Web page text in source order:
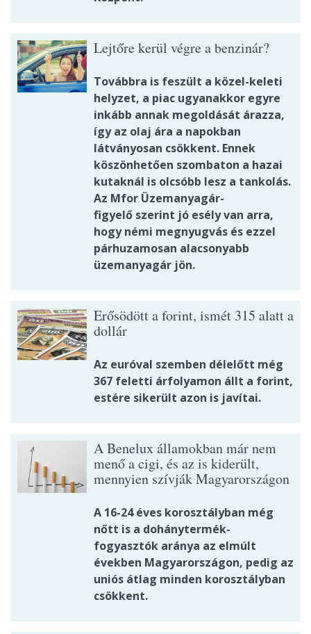
Lejtőre kerül végre a benzinár?
Továbbra is feszült a közel-keleti
helyzet, a piac ugyanakkor egyre
inkább annak megoldását árazza,
így az olaj ára a napokban
látványosan csökkent. Ennek
köszönhetően szombaton a hazai
kutaknál is olcsóbb lesz a tankolás.
Az Mfor Üzemanyagár-
figyelő szerint jó esély van arra,
hogy némi megnyugvás és ezzel
párhuzamosan alacsonyabb
üzemanyagár jön.
Erősödött a forint, ismét 315 alatt a
dollár
Az euróval szemben délelőtt még
367 feletti árfolyamon állt a forint,
estére sikerült azon is javítai.
A Benelux államokban már nem
menő a cigi, és az is kiderült,
mennyien szívják Magyarországon
A 16-24 éves korosztályban még
nőtt is a dohánytermék-
fogyasztók aránya az elmúlt
években Magyarországon, pedig az
uniós átlag minden korosztályban
csökkent.